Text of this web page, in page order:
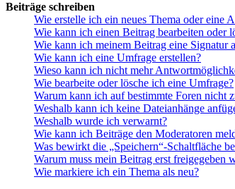
Beiträge schreiben
Wie erstelle ich ein neues Thema oder eine
Wie kann ich einen Beitrag bearbeiten oder
Wie kann ich meinem Beitrag eine Signatur
Wie kann ich eine Umfrage erstellen?
Wieso kann ich nicht mehr
Wie bearbeite oder lösche ich eine Umfrage?
Warum kann ich auf bestimmte Foren nicht
Weshalb kann ich keine Dateianhänge
Weshalb wurde ich verwarnt?
Wie kann ich Beiträge den Moderatoren
Was bewirkt die „Speichern“-Schaltfläche
Warum muss mein Beitrag erst freigegeben
Wie markiere ich ein Thema als neu?